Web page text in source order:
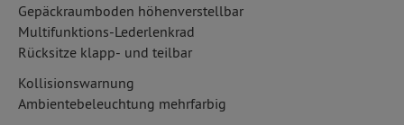
Gepäckraumboden höhenverstellbar
Multifunktions-Lederlenkrad
Rücksitze klapp- und teilbar
Kollisionswarnung
Ambientebeleuchtung mehrfarbig